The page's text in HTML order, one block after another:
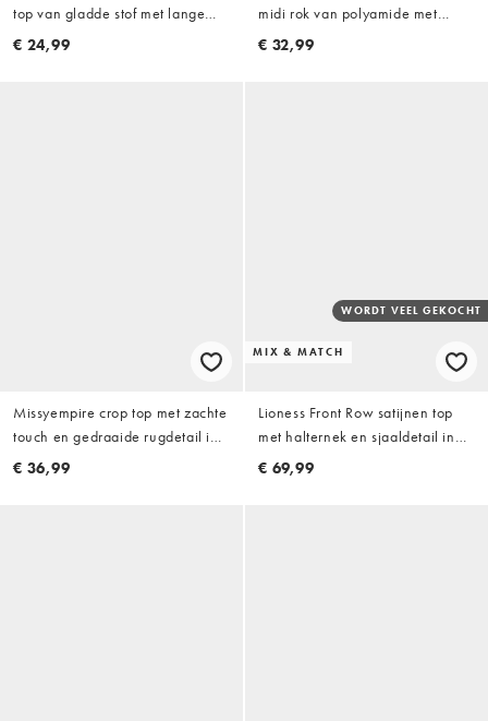
top van gladde stof met lange
pasvorm en kanten rand in zwart
€ 24,99
midi rok van polyamide met
kanten rand in zwart
€ 32,99
Missyempire crop top met zachte
touch en gedraaide rugdetail in
wit
€ 36,99
MIX & MATCH
WORDT VEEL GEKOCHT
Lioness Front Row satijnen top
met halternek en sjaaldetail in
crème
€ 69,99